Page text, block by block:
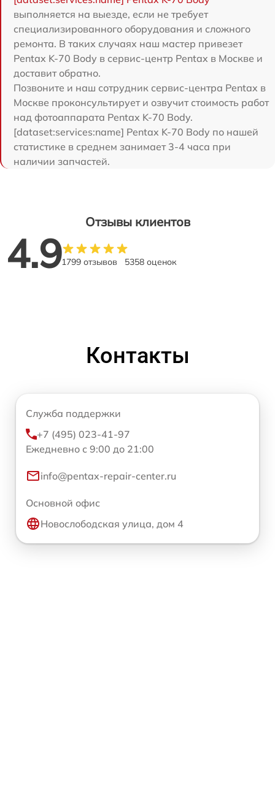
выполняется на выезде, если не требует
специализированного оборудования и сложного
ремонта. В таких случаях наш мастер привезет
Pentax K-70 Body в сервис-центр Pentax в Москве и
доставит обратно.
Позвоните и наш сотрудник сервис-центра Pentax в
Москве проконсультирует и озвучит стоимость работ
над фотоаппарата Pentax K-70 Body.
[dataset:services:name] Pentax K-70 Body по нашей
статистике в среднем занимает 3-4 часа при
наличии запчастей.
Отзывы клиентов
4.91799 отзывов 5358 оценок
Контакты
Служба поддержки
+7 (495) 023-41-97
Ежедневно с 9:00 до 21:00
info@pentax-repair-center.ru
Основной офис
Новослободская улица, дом 4